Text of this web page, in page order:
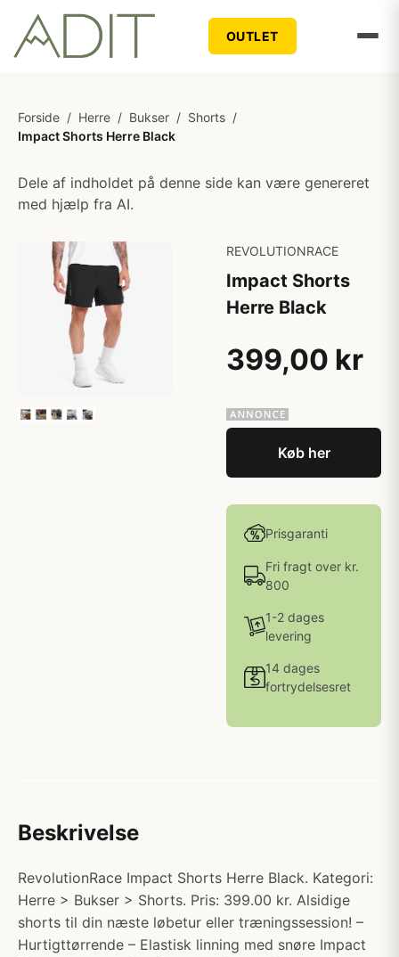
OUTLET
Forside / Herre / Bukser / Shorts /
Impact Shorts Herre Black
Dele af indholdet på denne side kan være genereret
med hjælp fra AI.
REVOLUTIONRACE
Impact Shorts
Herre Black
399,00 kr
Køb her
Prisgaranti
Fri fragt over kr.
800
1-2 dages
levering
14 dages
fortrydelsesret
Beskrivelse
RevolutionRace Impact Shorts Herre Black. Kategori:
Herre > Bukser > Shorts. Pris: 399.00 kr. Alsidige
shorts til din næste løbetur eller træningssession! –
Hurtigttørrende – Elastisk linning med snøre Impact